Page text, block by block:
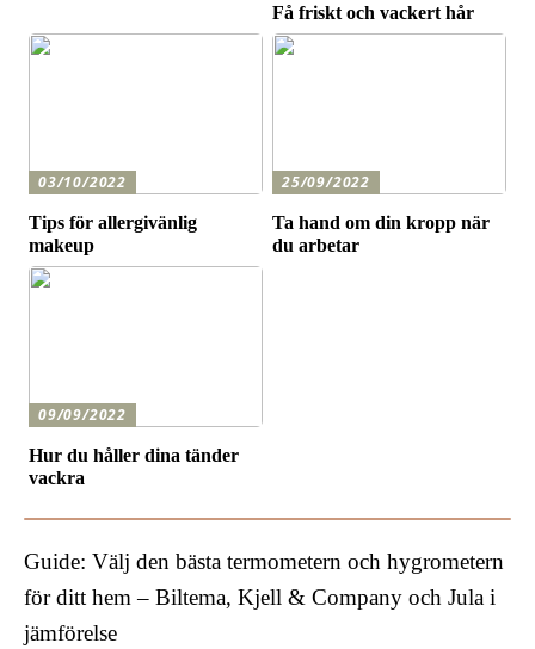
Få friskt och vackert hår
03/10/2022
Tips för allergivänlig
makeup
25/09/2022
Ta hand om din kropp när
du arbetar
09/09/2022
Hur du håller dina tänder
vackra
Guide: Välj den bästa termometern och hygrometern
för ditt hem – Biltema, Kjell & Company och Jula i
jämförelse